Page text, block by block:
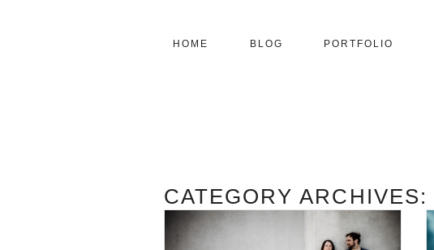
HOME BLOG PORTFOLIO
CATEGORY ARCHIVES: